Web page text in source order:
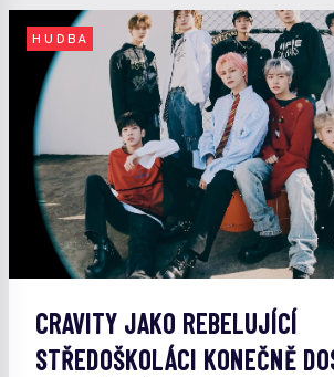
HUDBA
CRAVITY JAKO REBELUJÍCÍ
STŘEDOŠKOLÁCI KONEČNĚ